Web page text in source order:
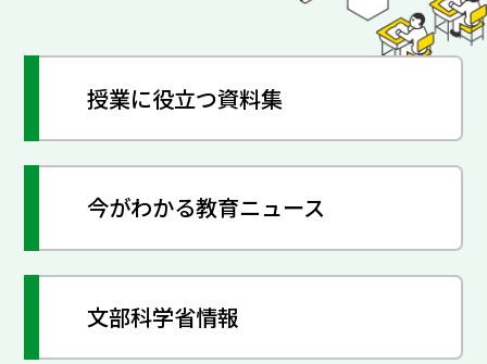
授業に役立つ資料集
今がわかる教育ニュース
文部科学省情報